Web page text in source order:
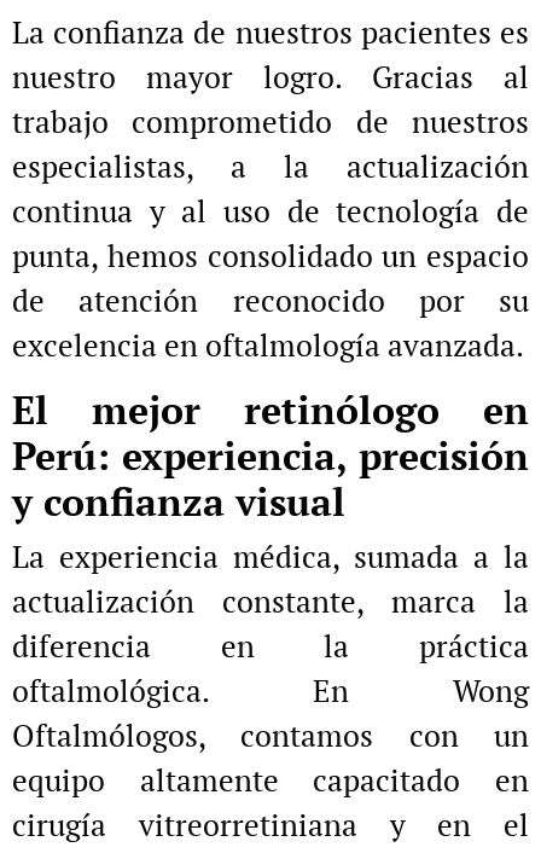
La confianza de nuestros pacientes es
nuestro mayor logro. Gracias al
trabajo comprometido de nuestros
especialistas, a la actualización
continua y al uso de tecnología de
punta, hemos consolidado un espacio
de atención reconocido por su
excelencia en oftalmología avanzada.
El mejor retinólogo en
Perú: experiencia, precisión
y confianza visual
La experiencia médica, sumada a la
actualización constante, marca la
diferencia en la práctica
oftalmológica. En Wong
Oftalmólogos, contamos con un
equipo altamente capacitado en
cirugía vitreorretiniana y en el